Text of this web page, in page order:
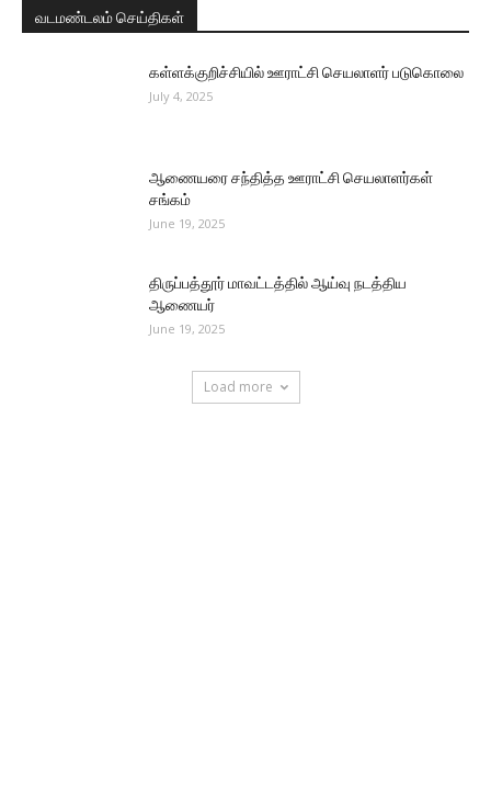
வடமண்டலம் செய்திகள்
கள்ளக்குறிச்சியில் ஊராட்சி செயலாளர் படுகொலை
July 4, 2025
ஆணையரை சந்தித்த ஊராட்சி செயலாளர்கள்
சங்கம்
June 19, 2025
திருப்பத்தூர் மாவட்டத்தில் ஆய்வு நடத்திய
ஆணையர்
June 19, 2025
Load more